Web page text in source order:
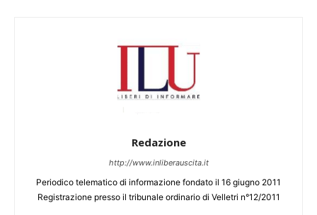
Redazione
http://www.inliberauscita.it
Periodico telematico di informazione fondato il 16 giugno 2011
Registrazione presso il tribunale ordinario di Velletri n°12/2011